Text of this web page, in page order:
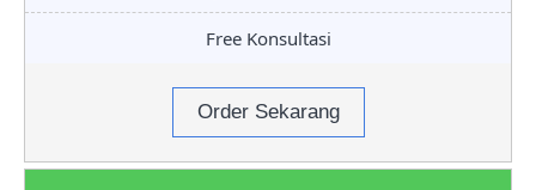
Free Konsultasi
Order Sekarang